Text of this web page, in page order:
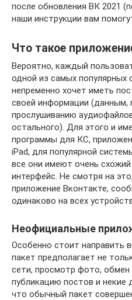
после обновления ВК 2021
наши инструкции вам
Что такое
Вероятно, каждый
одной из самых популярных
непременно хочет иметь
своей информации (данным,
прослушиванию
остального). Для этого и
программы для КС,
iPad, для популярной
все они имеют очень
интерфейс. Не смотря на
приложение Вконтакте,
одинаково на всех
Неофициальные
Особенно стоит направить
пакет предполагает не
сети, просмотр фото,
публикацию постов и некие
что обычный пакет